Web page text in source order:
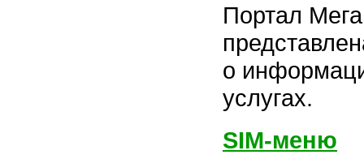
Портал
о
услугах.
SIM-меню